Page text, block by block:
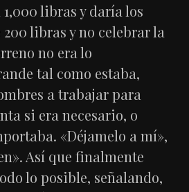
libras y daría los
libras y no celebrar la
no era lo
tal como estaba,
a trabajar para
si era necesario, o
«Déjamelo a mí»,
Así que finalmente
lo posible, señalando,